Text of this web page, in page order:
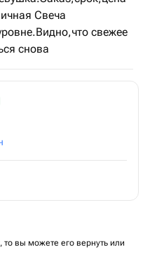
Свеча
свежее
снова
то вы можете его вернуть или